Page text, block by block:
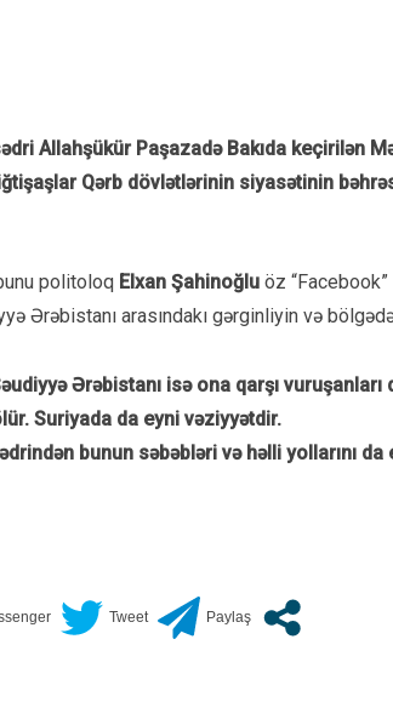
Allahşükür Paşazadə Bakıda keçirilən
Qərb dövlətlərinin siyasətinin
politoloq Elxan Şahinoğlu öz
Ərəbistanı arasındakı gərginliyin və
Ərəbistanı isə ona qarşı vuruşanları
Suriyada da eyni vəziyyətdir.
bunun səbəbləri və həlli yollarını